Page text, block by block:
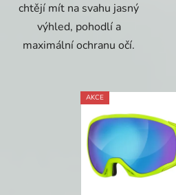
chtějí mít na svahu jasný
výhled, pohodlí a
maximální ochranu očí.
AKCE